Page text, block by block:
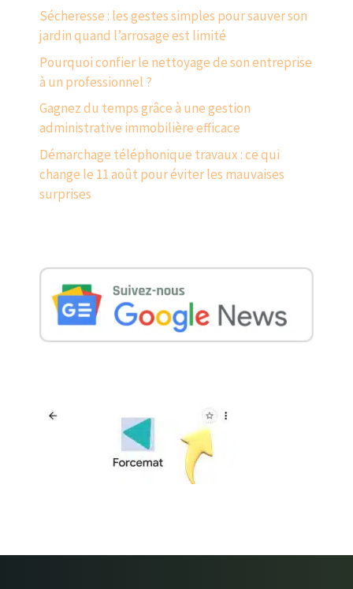
Sécheresse : les gestes simples pour sauver son
jardin quand l’arrosage est limité
Pourquoi confier le nettoyage de son entreprise
à un professionnel ?
Gagnez du temps grâce à une gestion
administrative immobilière efficace
Démarchage téléphonique travaux : ce qui
change le 11 août pour éviter les mauvaises
surprises